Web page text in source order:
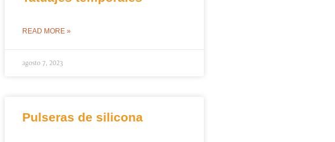
READ MORE »
agosto 7, 2023
Pulseras de silicona